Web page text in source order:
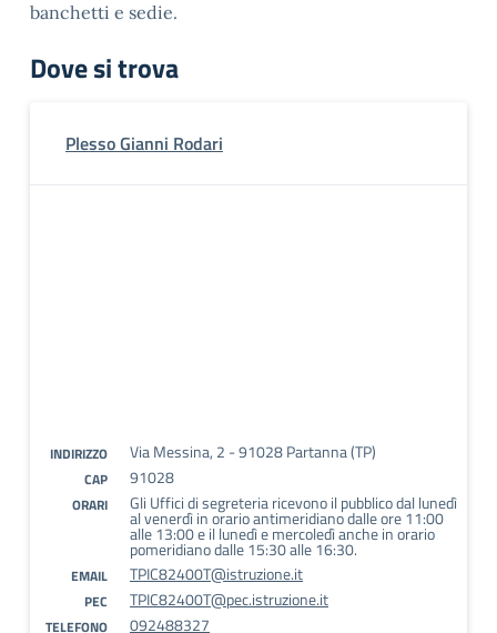
banchetti e sedie.
Dove si trova
Plesso Gianni Rodari
INDIRIZZO Via Messina, 2 - 91028 Partanna (TP)
CAP 91028
ORARI Gli Uffici di segreteria ricevono il pubblico dal lunedì
al venerdì in orario antimeridiano dalle ore 11:00
alle 13:00 e il lunedì e mercoledì anche in orario
pomeridiano dalle 15:30 alle 16:30.
EMAIL TPIC82400T@istruzione.it
PEC TPIC82400T@pec.istruzione.it
TELEFONO 092488327